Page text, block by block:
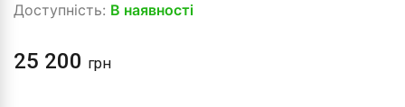
Доступність: В наявності
25 200 грн